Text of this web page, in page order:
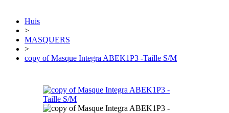
Huis
>
MASQUERS
>
copy of Masque Integra ABEK1P3 -Taille S/M